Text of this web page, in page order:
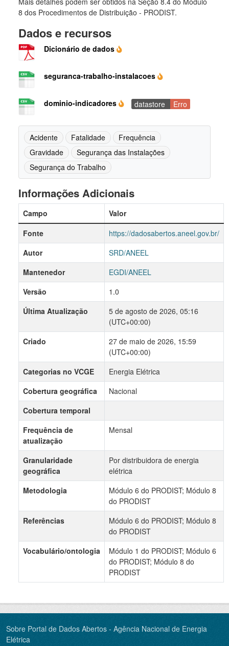
8 dos Procedimentos de Distribuição - PRODIST.
Dados e recursos
Dicionário de dados
seguranca-trabalho-instalacoes
dominio-indicadores datastore Erro
Acidente Fatalidade
Frequência
Gravidade
Segurança das Instalações
Segurança do Trabalho
Informações Adicionais
Campo
Valor
Fonte
https://dadosabertos.aneel.gov.br/
Autor
SRD/ANEEL
Mantenedor
EGDI/ANEEL
Versão
1.0
Última Atualização
5 de agosto de 2026, 05:16
(UTC+00:00)
Criado
27 de maio de 2026, 15:59
(UTC+00:00)
Categorias no VCGE
Energia Elétrica
Cobertura geográfica
Nacional
Cobertura temporal
Frequência de
atualização
Mensal
Granularidade
geográfica
Por distribuidora de energia
elétrica
Metodologia
Módulo 6 do PRODIST; Módulo 8
do PRODIST
Referências
Módulo 6 do PRODIST; Módulo 8
do PRODIST
Vocabulário/ontologia
Módulo 1 do PRODIST; Módulo 6
do PRODIST; Módulo 8 do
PRODIST
Sobre Portal de Dados Abertos - Agência Nacional de Energia
Elétrica